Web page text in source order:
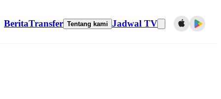
BeritaTransfer Tentang kami Jadwal TV